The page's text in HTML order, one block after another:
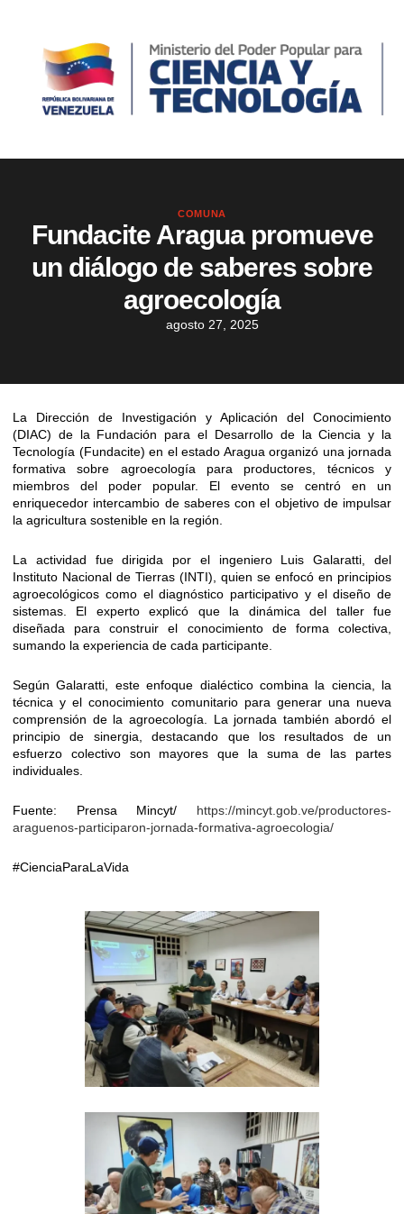
COMUNA
Fundacite Aragua promueve
un diálogo de saberes sobre
agroecología
agosto 27, 2025
La Dirección de Investigación y Aplicación del Conocimiento
(DIAC) de la Fundación para el Desarrollo de la Ciencia y la
Tecnología (Fundacite) en el estado Aragua organizó una jornada
formativa sobre agroecología para productores, técnicos y
miembros del poder popular. El evento se centró en un
enriquecedor intercambio de saberes con el objetivo de impulsar
la agricultura sostenible en la región.
La actividad fue dirigida por el ingeniero Luis Galaratti, del
Instituto Nacional de Tierras (INTI), quien se enfocó en principios
agroecológicos como el diagnóstico participativo y el diseño de
sistemas. El experto explicó que la dinámica del taller fue
diseñada para construir el conocimiento de forma colectiva,
sumando la experiencia de cada participante.
Según Galaratti, este enfoque dialéctico combina la ciencia, la
técnica y el conocimiento comunitario para generar una nueva
comprensión de la agroecología. La jornada también abordó el
principio de sinergia, destacando que los resultados de un
esfuerzo colectivo son mayores que la suma de las partes
individuales.
Fuente: Prensa Mincyt/ https://mincyt.gob.ve/productores-
araguenos-participaron-jornada-formativa-agroecologia/
#CienciaParaLaVida